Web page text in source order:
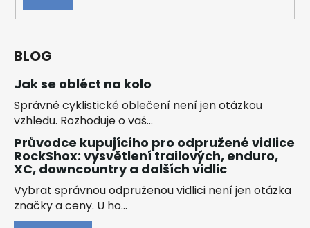
SE
BLOG
Jak se obléct na kolo
Správné cyklistické oblečení není jen otázkou
vzhledu. Rozhoduje o vaš...
Průvodce kupujícího pro odpružené vidlice
RockShox: vysvětlení trailových, enduro,
XC, downcountry a dalších vidlic
Vybrat správnou odpruženou vidlici není jen otázka
značky a ceny. U ho...